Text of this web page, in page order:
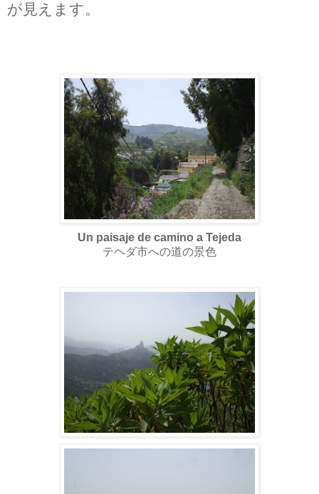
が見えます。
Un paisaje de camino a Tejeda
テヘダ市への道の景色